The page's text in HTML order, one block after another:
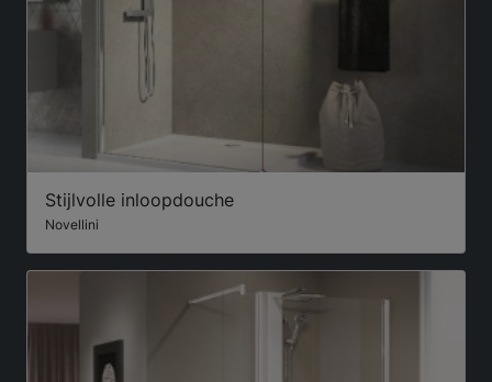
Stijlvolle inloopdouche
Novellini